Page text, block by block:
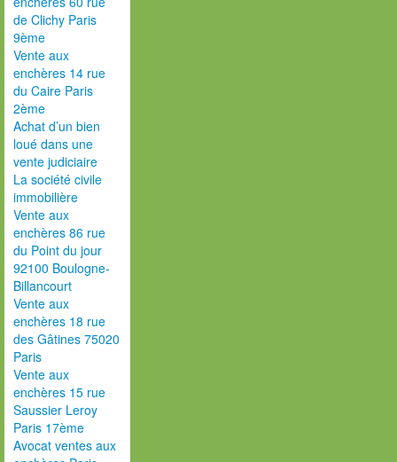
de Clichy Paris
9ème
Vente aux
enchères 14 rue
du Caire Paris
2ème
Achat d’un bien
loué dans une
vente judiciaire
La société civile
immobilière
Vente aux
enchères 86 rue
du Point du jour
92100 Boulogne-
Billancourt
Vente aux
enchères 18 rue
des Gâtines 75020
Paris
Vente aux
enchères 15 rue
Saussier Leroy
Paris 17ème
Avocat ventes aux